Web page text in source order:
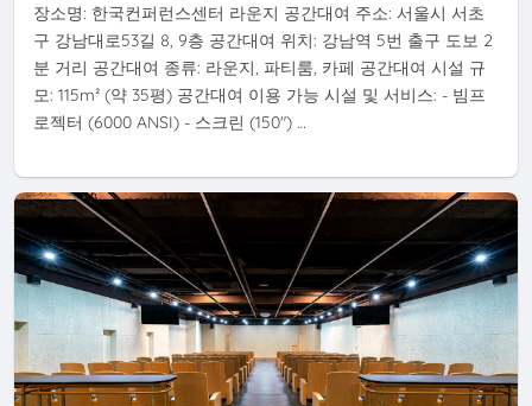
장소명: 한국컨퍼런스센터 라운지 공간대여 주소: 서울시 서초
구 강남대로53길 8, 9층 공간대여 위치: 강남역 5번 출구 도보 2
분 거리 공간대여 종류: 라운지, 파티룸, 카페 공간대여 시설 규
모: 115m² (약 35평) 공간대여 이용 가능 시설 및 서비스: - 빔프
로젝터 (6000 ANSI) - 스크린 (150″) …